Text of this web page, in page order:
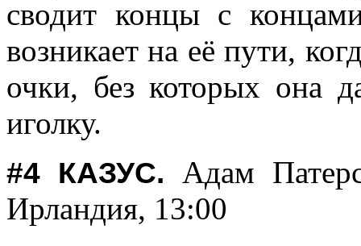
сводит концы с
возникает на её пути,
очки, без которых она
иголку.
#4 КАЗУС. Адам
Ирландия, 13:00